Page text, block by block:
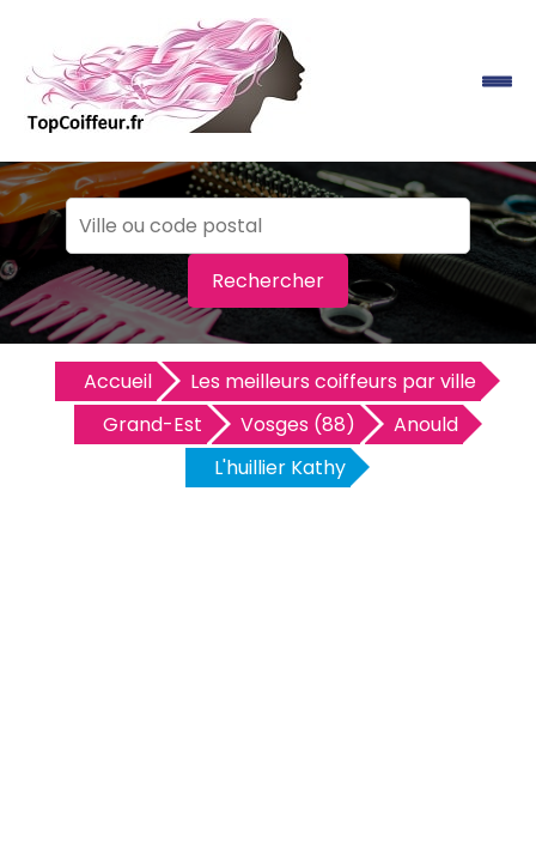
Rechercher
Accueil
Les meilleurs coiffeurs par ville
Grand-Est
Vosges (88)
Anould
L'huillier Kathy